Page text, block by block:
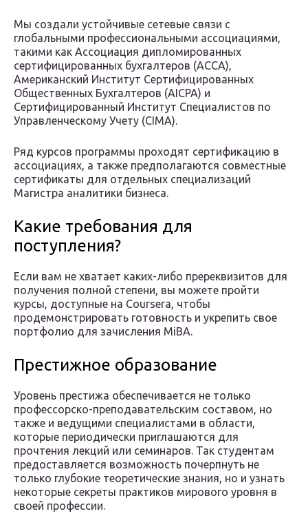
Мы создали устойчивые сетевые связи с
глобальными профессиональными ассоциациями,
такими как Ассоциация дипломированных
сертифицированных бухгалтеров (ACCA),
Американский Институт Сертифицированных
Общественных Бухгалтеров (AICPA) и
Сертифицированный Институт Специалистов по
Управленческому Учету (CIMA).
Ряд курсов программы проходят сертификацию в
ассоциациях, а также предполагаются совместные
сертификаты для отдельных специализаций
Магистра аналитики бизнеса.
Какие требования для
поступления?
Если вам не хватает каких-либо пререквизитов для
получения полной степени, вы можете пройти
курсы, доступные на Coursera, чтобы
продемонстрировать готовность и укрепить свое
портфолио для зачисления MiBA.
Престижное образование
Уровень престижа обеспечивается не только
профессорско-преподавательским составом, но
также и ведущими специалистами в области,
которые периодически приглашаются для
прочтения лекций или семинаров. Так студентам
предоставляется возможность почерпнуть не
только глубокие теоретические знания, но и узнать
некоторые секреты практиков мирового уровня в
своей профессии.